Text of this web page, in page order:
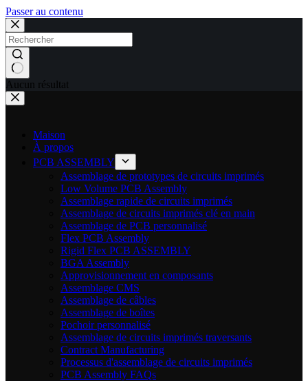
Passer au contenu
Aucun résultat
Maison
À propos
PCB ASSEMBLY
Assemblage de prototypes de circuits imprimés
Low Volume PCB Assembly
Assemblage rapide de circuits imprimés
Assemblage de circuits imprimés clé en main
Assemblage de PCB personnalisé
Flex PCB Assembly
Rigid Flex PCB ASSEMBLY
BGA Assembly
Approvisionnement en composants
Assemblage CMS
Assemblage de câbles
Assemblage de boîtes
Pochoir personnalisé
Assemblage de circuits imprimés traversants
Contract Manufacturing
Processus d'assemblage de circuits imprimés
PCB Assembly FAQs